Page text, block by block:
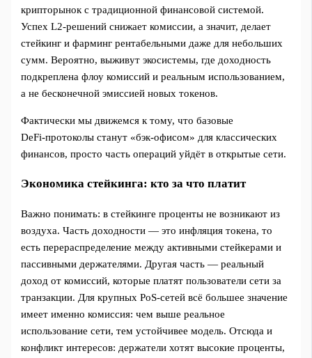
крипторынок с традиционной финансовой системой.
Успех L2‑решений снижает комиссии, а значит, делает
стейкинг и фарминг рентабельными даже для небольших
сумм. Вероятно, выживут экосистемы, где доходность
подкреплена флоу комиссий и реальным использованием,
а не бесконечной эмиссией новых токенов.
Фактически мы движемся к тому, что базовые
DeFi‑протоколы станут «бэк‑офисом» для классических
финансов, просто часть операций уйдёт в открытые сети.
Экономика стейкинга: кто за что платит
Важно понимать: в стейкинге проценты не возникают из
воздуха. Часть доходности — это инфляция токена, то
есть перераспределение между активными стейкерами и
пассивными держателями. Другая часть — реальный
доход от комиссий, которые платят пользователи сети за
транзакции. Для крупных PoS‑сетей всё большее значение
имеет именно комиссия: чем выше реальное
использование сети, тем устойчивее модель. Отсюда и
конфликт интересов: держатели хотят высокие проценты,